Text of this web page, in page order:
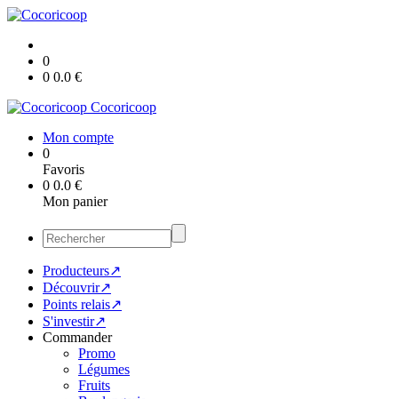
0
0 0.0 €
Cocoricoop
Mon compte
0
Favoris
0 0.0 €
Mon panier
Producteurs↗
Découvrir↗
Points relais↗
S'investir↗
Commander
Promo
Légumes
Fruits